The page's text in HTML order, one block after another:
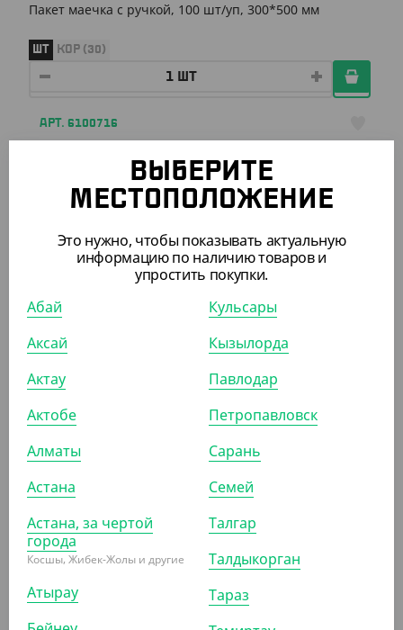
Пакет маечка с ручкой, 100 шт/уп, 300*500 мм
ШТ КОР (30)
АРТ. 6100716
1 137.70₸
Пакет маечка с ручкой, в рулоне, прозрачный, 250 шт/
1 034.30
(1 034.30
ВЫБЕРИТЕ
МЕСТОПОЛОЖЕНИЕ
Это нужно, чтобы показывать актуальную
информацию по наличию товаров и
упростить покупки.
Абай
Аксай
Актау
Актобе
Алматы
Астана
Астана, за чертой
города
Косшы, Жибек-Жолы и другие
Атырау
Кульсары
Кызылорда
Павлодар
Петропавловск
Сарань
Семей
Талгар
Талдыкорган
Тараз